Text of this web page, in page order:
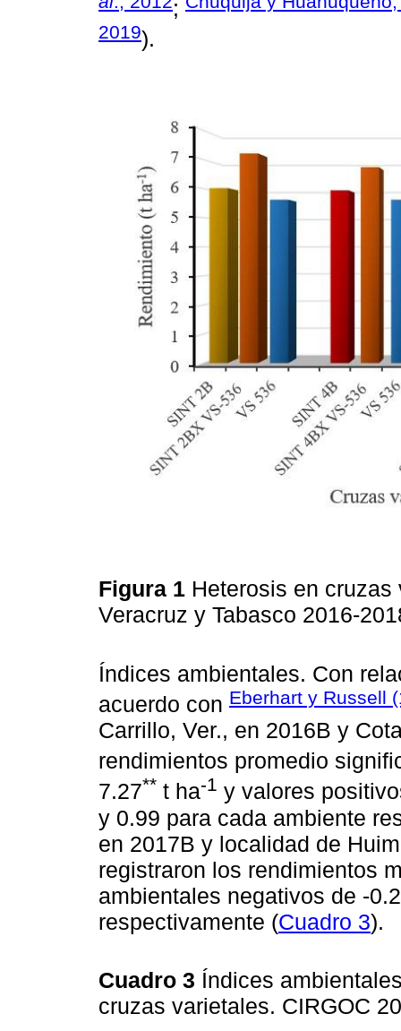
;
2019).
Figura 1 Heterosis en
Veracruz y Tabasco 2016-
Índices ambientales. Con
acuerdo con Eberhart y Russell
Carrillo, Ver., en 2016B y
rendimientos promedio
7.27** t ha-1 y valores
y 0.99 para cada ambiente
en 2017B y localidad de
registraron los rendimientos
ambientales negativos de -
respectivamente (Cuadro 3).
Cuadro 3 Índices
cruzas varietales. CIRGOC